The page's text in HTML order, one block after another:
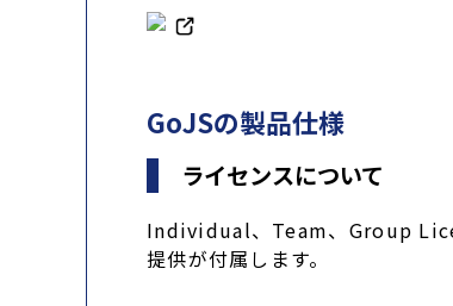
GoJSの製品仕様
ライセンスについて
Individual、Team、Group
提供が付属します。